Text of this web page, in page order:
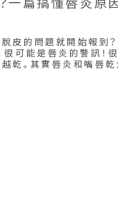
皮的問題就開始報到
很可能是唇炎的警訊！
乾。其實唇炎和嘴唇